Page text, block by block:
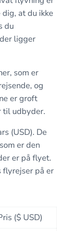
at du ikke
du
ligger
som er
og
er groft
til udbyder.
(USD). De
som er den
er på flyet.
flyrejser på er
($ USD)